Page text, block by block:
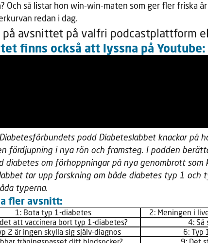
Och så listar hon win-win-maten som ger fler friska
redan i dag.
på avsnittet på valfri podcastplattform
finns också att lyssna på Youtube:
podd Diabeteslabbet knackar på
fördjupning i nya rön och framsteg. I podden
diabetes om förhoppningar på nya genombrott som
tar upp forskning om både diabetes typ 1 och
typerna.
fler avsnitt:
1: Bota typ 1-diabetes
2: Meningen i
det att vaccinera bort typ 1-diabetes?
4: Så
2 är ingen skylla sig själv-diagnos
6: Typ